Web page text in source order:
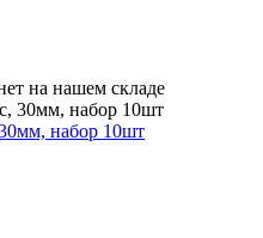
на нашем складе
набор 10шт